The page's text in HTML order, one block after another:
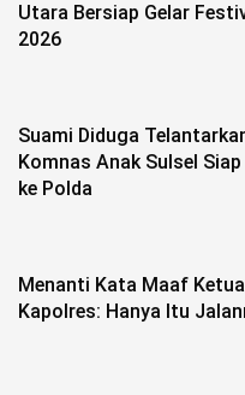
Utara Bersiap Gelar
2026
Suami Diduga
Komnas Anak Sulsel
ke Polda
Menanti Kata Maaf Ketua
Kapolres: Hanya Itu